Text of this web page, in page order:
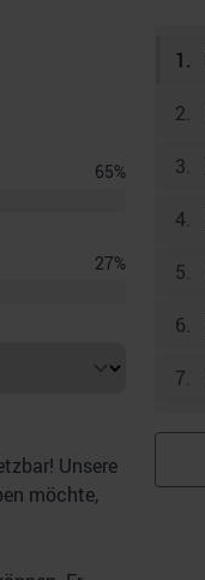
65%
27%
Unsere
möchte,
1.
2.
3.
4.
5.
6.
7.